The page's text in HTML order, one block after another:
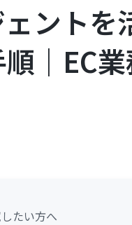
ントを
｜EC
たい方へ